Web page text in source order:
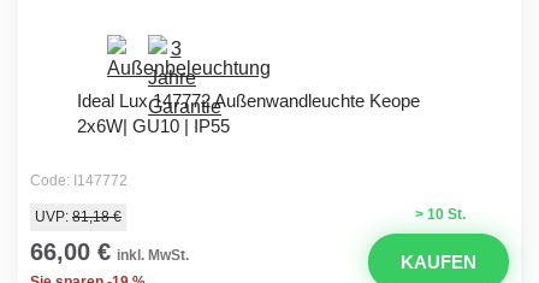
Ideal Lux 147772 Außenwandleuchte Keope
2x6W| GU10 | IP55
Code: I147772
> 10 St.
UVP: 81,18 €
66,00 € inkl. MwSt.
KAUFEN